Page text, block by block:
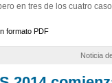
en tres de los cuatro
formato PDF
Noticia